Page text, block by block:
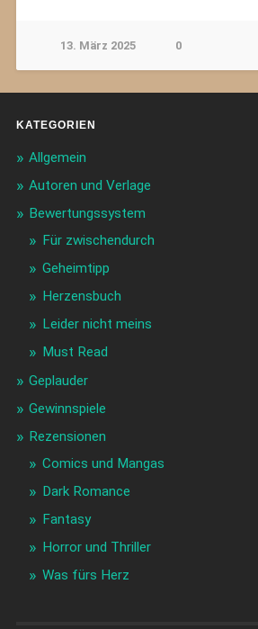
13. März 2025 0
KATEGORIEN
Allgemein
Autoren und Verlage
Bewertungssystem
Für zwischendurch
Geheimtipp
Herzensbuch
Leider nicht meins
Must Read
Geplauder
Gewinnspiele
Rezensionen
Comics und Mangas
Dark Romance
Fantasy
Horror und Thriller
Was fürs Herz